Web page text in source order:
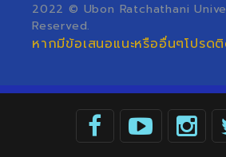
2022 © Ubon Ratchathani
Reserved.
หากมีข้อเสนอแนะหรืออื่นๆโปร